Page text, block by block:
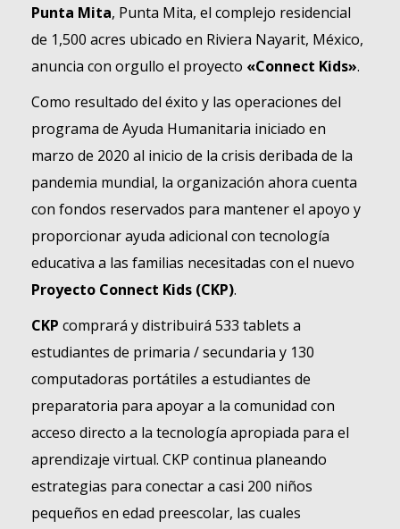
Punta Mita, Punta Mita, el complejo residencial
de 1,500 acres ubicado en Riviera Nayarit, México,
anuncia con orgullo el proyecto «Connect Kids».
Como resultado del éxito y las operaciones del
programa de Ayuda Humanitaria iniciado en
marzo de 2020 al inicio de la crisis deribada de la
pandemia mundial, la organización ahora cuenta
con fondos reservados para mantener el apoyo y
proporcionar ayuda adicional con tecnología
educativa a las familias necesitadas con el nuevo
Proyecto Connect Kids (CKP).
CKP comprará y distribuirá 533 tablets a
estudiantes de primaria / secundaria y 130
computadoras portátiles a estudiantes de
preparatoria para apoyar a la comunidad con
acceso directo a la tecnología apropiada para el
aprendizaje virtual. CKP continua planeando
estrategias para conectar a casi 200 niños
pequeños en edad preescolar, las cuales